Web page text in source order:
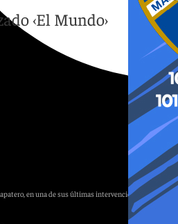
‹El Mundo›
en una de sus últimas intervenciones públicas.